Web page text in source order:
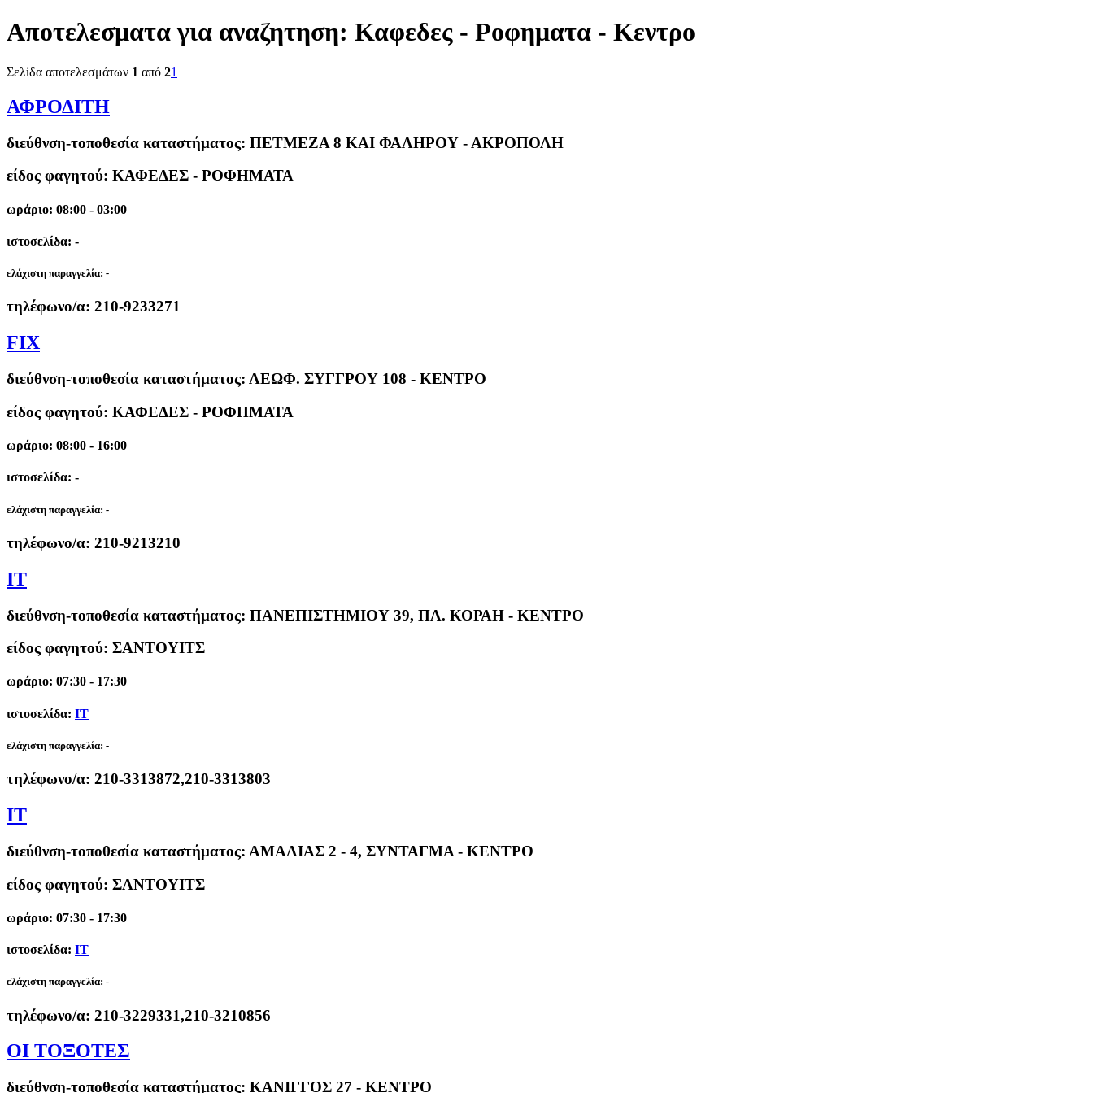
Αποτελεσματα για αναζητηση: Καφεδες - Ροφηματα - Κεντρο
Σελίδα αποτελεσμάτων 1 από 21
ΑΦΡΟΔΙΤΗ
διεύθνση-τοποθεσία καταστήματος: ΠΕΤΜΕΖΑ 8 ΚΑΙ ΦΑΛΗΡΟΥ - ΑΚΡΟΠΟΛΗ
είδος φαγητού: ΚΑΦΕΔΕΣ - ΡΟΦΗΜΑΤΑ
ωράριο: 08:00 - 03:00
ιστοσελίδα: -
ελάχιστη παραγγελία: -
τηλέφωνο/α: 210-9233271
FIX
διεύθνση-τοποθεσία καταστήματος: ΛΕΩΦ. ΣΥΓΓΡΟΥ 108 - ΚΕΝΤΡΟ
είδος φαγητού: ΚΑΦΕΔΕΣ - ΡΟΦΗΜΑΤΑ
ωράριο: 08:00 - 16:00
ιστοσελίδα: -
ελάχιστη παραγγελία: -
τηλέφωνο/α: 210-9213210
IT
διεύθνση-τοποθεσία καταστήματος: ΠΑΝΕΠΙΣΤΗΜΙΟΥ 39, ΠΛ. ΚΟΡΑΗ - ΚΕΝΤΡΟ
είδος φαγητού: ΣΑΝΤΟΥΙΤΣ
ωράριο: 07:30 - 17:30
ιστοσελίδα: IT
ελάχιστη παραγγελία: -
τηλέφωνο/α: 210-3313872,210-3313803
IT
διεύθνση-τοποθεσία καταστήματος: ΑΜΑΛΙΑΣ 2 - 4, ΣΥΝΤΑΓΜΑ - ΚΕΝΤΡΟ
είδος φαγητού: ΣΑΝΤΟΥΙΤΣ
ωράριο: 07:30 - 17:30
ιστοσελίδα: IT
ελάχιστη παραγγελία: -
τηλέφωνο/α: 210-3229331,210-3210856
ΟΙ ΤΟΞΟΤΕΣ
διεύθνση-τοποθεσία καταστήματος: ΚΑΝΙΓΓΟΣ 27 - ΚΕΝΤΡΟ